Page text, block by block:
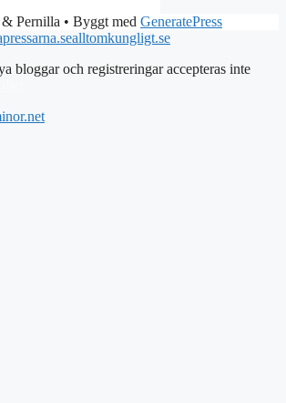
Pernilla • Byggt med GeneratePress
alltomkungligt.se
bloggar och registreringar accepteras inte